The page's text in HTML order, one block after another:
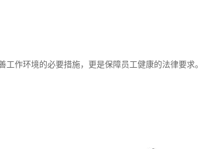
工作环境的必要措施，更是保障员工健康的法律要求